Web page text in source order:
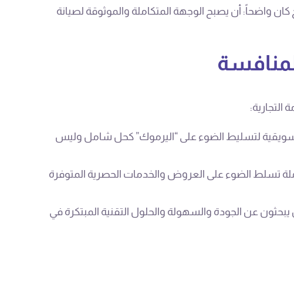
واضحاً: أن يصبح الوجهة المتكاملة والموثوقة لصيانة
التجارية:
لتسليط الضوء على “اليرموك” كحل شامل وليس
تسلط الضوء على العروض والخدمات الحصرية المتوفرة
عن الجودة والسهولة والحلول التقنية المبتكرة في